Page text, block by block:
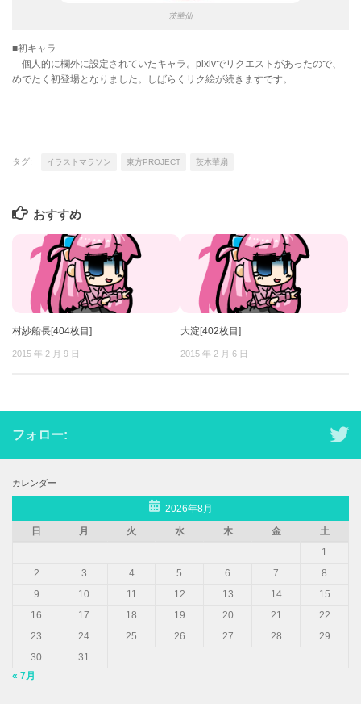
茨華仙
■初キャラ
個人的に欄外に設定されていたキャラ。pixivでリクエストがあったので、
めでたく初登場となりました。しばらくリク絵が続きますです。
タグ: イラストマラソン 東方PROJECT 茨木華扇
おすすめ
村紗船長[404枚目]
2015 年 2 月 9 日
大淀[402枚目]
2015 年 2 月 6 日
フォロー:
カレンダー
2026年8月
日
月 火 水 木 金
土
1
2
3 4 5 6 7
8
9
10 11 12 13 14
15
16
17 18 19 20 21
22
23
24 25 26 27 28
29
30
31
« 7月